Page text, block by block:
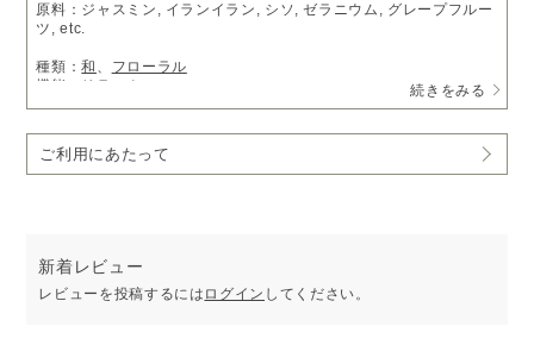
原料：ジャスミン, イランイラン, シソ, ゼラニウム, グレープフルー
ツ, etc.
種類：和 、 フローラル
機能：
リラックス
ース液
続きをみる
ご利用にあたって
新着レビュー
レビューを投稿するには ログイン してください。